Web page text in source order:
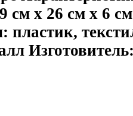
см х 26 см х 6 см
пластик,